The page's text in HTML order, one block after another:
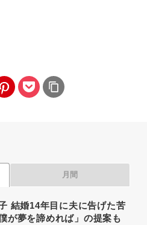
月間
結婚14年目に夫に告げた苦
が夢を諦めれば」の提案も